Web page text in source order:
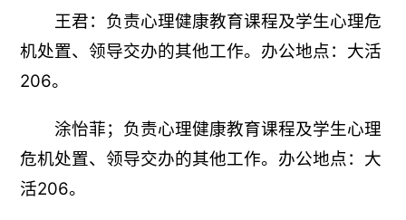
王君：负责心理健康教育课程及学生心理危
机处置、领导交办的其他工作。办公地点：大活
206。
涂怡菲；负责心理健康教育课程及学生心理
危机处置、领导交办的其他工作。办公地点：大
活206。